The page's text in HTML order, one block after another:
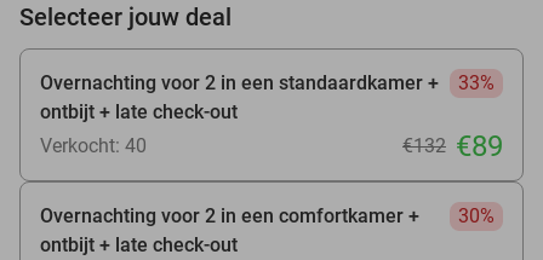
Selecteer jouw deal
Overnachting voor 2 in een standaardkamer +
ontbijt + late check-out
33%
Verkocht: 40 €132 €89
Overnachting voor 2 in een comfortkamer +
ontbijt + late check-out
30%